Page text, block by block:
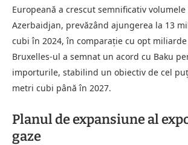
Europeană a crescut semnificativ
Azerbaidjan, prevăzând ajungerea la 13
cubi în 2024, în comparație cu opt
Bruxelles-ul a semnat un acord cu Baku
importurile, stabilind un obiectiv de cel
metri cubi până în 2027.
Planul de expansiune al
gaze